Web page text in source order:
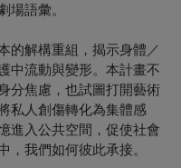
場語彙。
的解構重組，揭示身體／
中流動與變形。本計畫不
分焦慮，也試圖打開藝術
私人創傷轉化為集體感
進入公共空間，促使社會
，我們如何彼此承接。